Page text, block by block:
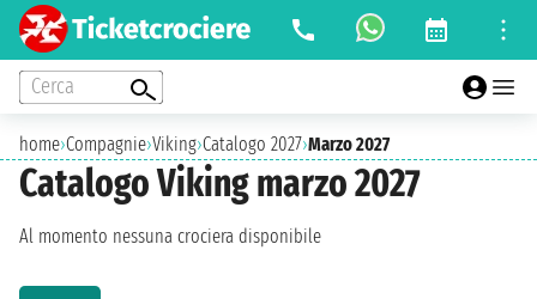
Cerca
home›Compagnie›Viking›Catalogo 2027›Marzo 2027
Catalogo Viking marzo 2027
Al momento nessuna crociera disponibile